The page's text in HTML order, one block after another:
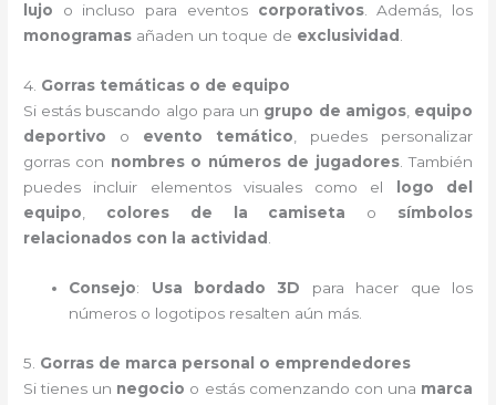
lujo o incluso para eventos corporativos. Además, los
monogramas añaden un toque de exclusividad .
4. Gorras temáticas o de equipo
Si estás buscando algo para un grupo de amigos, equipo
deportivo o evento temático, puedes personalizar
gorras con nombres o números de jugadores. También
puedes incluir elementos visuales como el
logo del
equipo, colores de la camiseta o símbolos
relacionados con la actividad .
Consejo: Usa bordado 3D para hacer que los
números o logotipos resalten aún más.
5. Gorras de marca personal o emprendedores
Si tienes un negocio o estás comenzando con una marca